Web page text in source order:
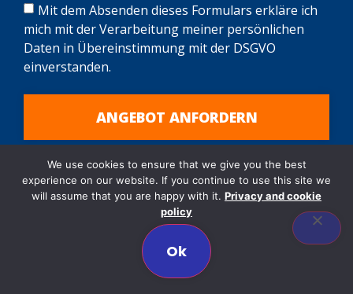
Mit dem Absenden dieses Formulars erkläre ich
mich mit der Verarbeitung meiner persönlichen
Daten in Übereinstimmung mit der DSGVO
einverstanden.
ANGEBOT ANFORDERN
We use cookies to ensure that we give you the best
experience on our website. If you continue to use this site we
will assume that you are happy with it. Privacy and cookie
policy
Ok